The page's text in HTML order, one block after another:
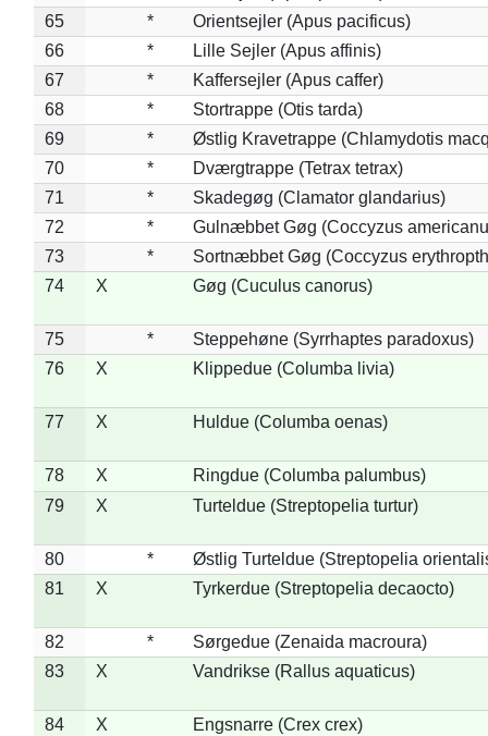
65
*
Orientsejler (Apus pacificus)
66
*
Lille Sejler (Apus affinis)
67
*
Kaffersejler (Apus caffer)
68
*
Stortrappe (Otis tarda)
69
*
Østlig Kravetrappe (Chlamydotis
70
*
Dværgtrappe (Tetrax tetrax)
71
*
Skadegøg (Clamator glandarius)
72
*
Gulnæbbet Gøg (Coccyzus
73
*
Sortnæbbet Gøg (Coccyzus
74
X Gøg (Cuculus canorus)
75 *
Steppehøne (Syrrhaptes paradoxus)
76
X Klippedue (Columba livia)
77 X Huldue (Columba oenas)
78 X
Ringdue (Columba palumbus)
79
X Turteldue (Streptopelia turtur)
80 *
Østlig Turteldue (Streptopelia
81
X Tyrkerdue (Streptopelia decaocto)
82 *
Sørgedue (Zenaida macroura)
83
X Vandrikse (Rallus aquaticus)
84 X Engsnarre (Crex crex)